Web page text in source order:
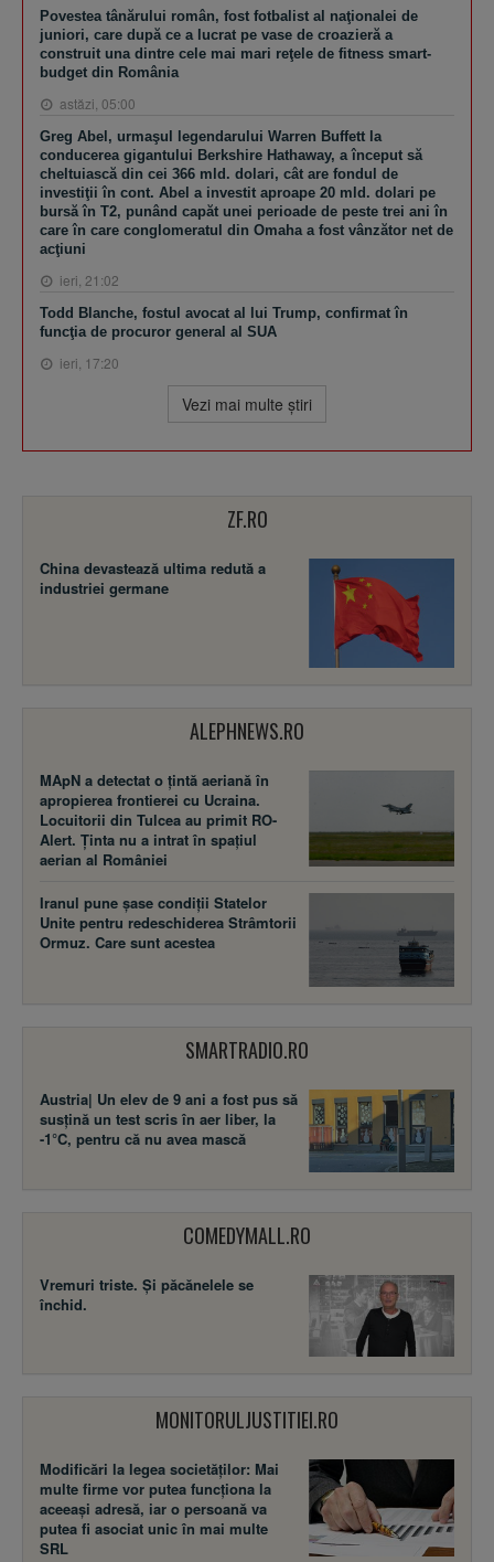
Povestea tânărului român, fost fotbalist al naţionalei de
juniori, care după ce a lucrat pe vase de croazieră a
construit una dintre cele mai mari reţele de fitness smart-
budget din România
astăzi, 05:00
Greg Abel, urmaşul legendarului Warren Buffett la
conducerea gigantului Berkshire Hathaway, a început să
cheltuiască din cei 366 mld. dolari, cât are fondul de
investiţii în cont. Abel a investit aproape 20 mld. dolari pe
bursă în T2, punând capăt unei perioade de peste trei ani în
care în care conglomeratul din Omaha a fost vânzător net de
acţiuni
ieri, 21:02
Todd Blanche, fostul avocat al lui Trump, confirmat în
funcţia de procuror general al SUA
ieri, 17:20
Vezi mai multe ştiri
ZF.RO
China devastează ultima redută a
industriei germane
ALEPHNEWS.RO
MApN a detectat o țintă aeriană în
apropierea frontierei cu Ucraina.
Locuitorii din Tulcea au primit RO-
Alert. Ținta nu a intrat în spațiul
aerian al României
Iranul pune șase condiții Statelor
Unite pentru redeschiderea Strâmtorii
Ormuz. Care sunt acestea
SMARTRADIO.RO
Austria| Un elev de 9 ani a fost pus să
susţină un test scris în aer liber, la
-1°C, pentru că nu avea mască
COMEDYMALL.RO
Vremuri triste. Şi păcănelele se
închid.
MONITORULJUSTITIEI.RO
Modificări la legea societăţilor: Mai
multe firme vor putea funcţiona la
aceeaşi adresă, iar o persoană va
putea fi asociat unic în mai multe
SRL